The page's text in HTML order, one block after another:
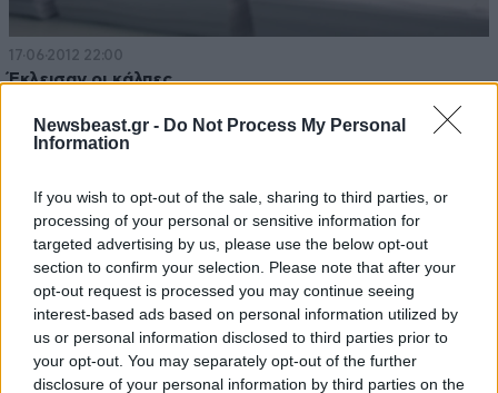
Newsbeast.gr - Do Not Process My Personal
Information
If you wish to opt-out of the sale, sharing to third parties, or
processing of your personal or sensitive information for
targeted advertising by us, please use the below opt-out
section to confirm your selection. Please note that after your
opt-out request is processed you may continue seeing
interest-based ads based on personal information utilized by
us or personal information disclosed to third parties prior to
your opt-out. You may separately opt-out of the further
disclosure of your personal information by third parties on the
17·06·2012 22:00
Έκλεισαν οι κάλπες